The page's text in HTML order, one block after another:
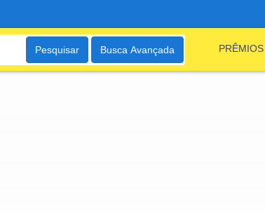
Pesquisar Busca Avançada PRÊMIOS